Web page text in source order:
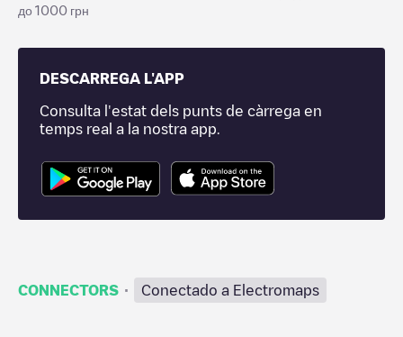
до 1000 грн
DESCARREGA L'APP
Consulta l'estat dels punts de càrrega en
temps real a la nostra app.
CONNECTORS · Conectado a Electromaps